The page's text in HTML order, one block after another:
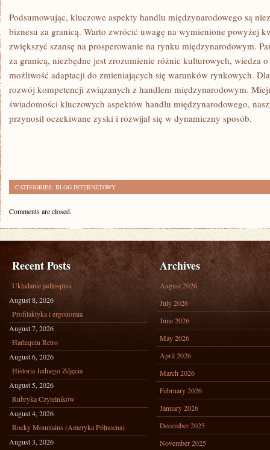
Podsumowując, kluczowe aspekty handlu międzynarodowego są⁤
biznesu za‌ granicą. ⁢Warto zwrócić uwagę ⁣na wymienione powyżej
zwiększyć szansę na ⁢prosperowanie na rynku‍ międzynarodowym.
za ⁣granicą,​ niezbędne jest zrozumienie różnic ⁤kulturowych, wiedza
możliwość adaptacji do zmieniających się warunków rynkowych.
rozwój kompetencji związanych⁤ z handlem ‌międzynarodowym.
świadomości kluczowych aspektów handlu ​międzynarodowego,
przynosił oczekiwane zyski ‍i rozwijał ‍się w‌ dynamiczny ⁢sposób.
CATEGORIES: BLOG INTERNETOWY
Comments are closed.
Recent Posts
Układanie jadłospisu
August 8, 2026
Profilaktyka i ergonomia
August 7, 2026
Harlequin Retro
August 6, 2026
Historia Jednego Zdjęcia
August 5, 2026
Rubryka Czytelników
August 4, 2026
Rocky Mountains (Ameryka Północna)
August 3, 2026
Archives
August 2026
July 2026
June 2026
May 2026
April 2026
March 2026
February 2026
January 2026
December 2025
November 2025